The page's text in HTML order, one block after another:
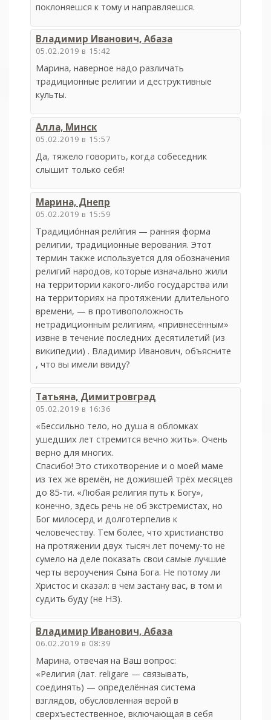
поклоняешся к тому и направляешся.
Владимир Иванович, Абаза
05.02.2019 в 15:42
Марина, наверное надо различать
традиционные религии и деструктивные
культы.
Алла, Минск
05.02.2019 в 15:57
Да, тяжело говорить, когда собеседник
слышит только себя!
Марина, Днепр
05.02.2019 в 15:59
Традицио́нная рели́гия — ранняя форма
религии, традиционные верования. Этот
термин также используется для обозначения
религий народов, которые изначально жили
на территории какого-либо государства или
на территориях на протяжении длительного
времени, — в противоположность
нетрадиционным религиям, «привнесённым»
извне в течение последних десятилетий (из
википедии) . Владимир Иванович, объясните
, что вы имели ввиду?
Татьяна, Димитровград
05.02.2019 в 16:36
«Бессильно тело, но душа в обломках
ушедших лет стремится вечно жить». Очень
верно для многих.
Спасибо! Это стихотворение и о моей маме
из тех же времён, не дожившей трёх месяцев
до 85-ти. «Любая религия путь к Богу»,
конечно, здесь речь не об экстремистах, но
Бог милосерд и долготерпелив к
человечеству. Тем более, что христианство
на протяжении двух тысяч лет почему-то не
сумело на деле показать свои самые лучшие
черты вероучения Сына Бога. Не потому ли
Христос и сказал: в чем застану вас, в том и
судить буду (не НЗ).
Владимир Иванович, Абаза
06.02.2019 в 08:39
Марина, отвечая на Ваш вопрос:
«Религия (лат. religare — связывать,
соединять) — определённая система
взглядов, обусловленная верой в
сверхъестественное, включающая в себя